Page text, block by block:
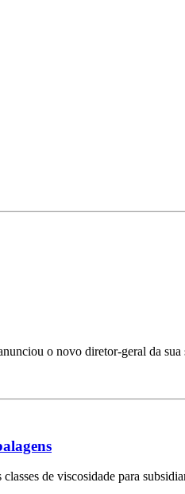
o novo diretor-geral da sua
de viscosidade para